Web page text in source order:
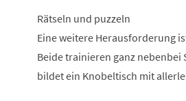
Rätseln und puzzeln
Eine weitere Herausforderung
Beide trainieren ganz nebenbei
bildet ein Knobeltisch mit